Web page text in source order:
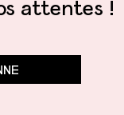
attentes !